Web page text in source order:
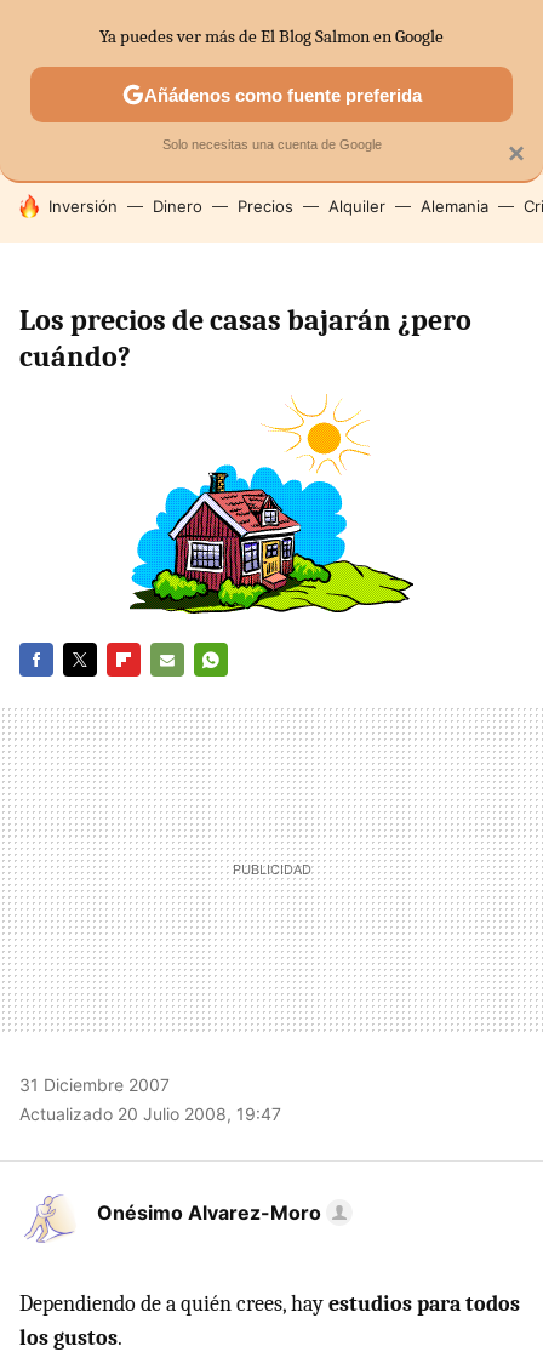
SECTORES ECONOMÍA DOMÉSTICA MERCADOS
HOY SE HABLA DE
Inversión Dinero Precios Alquiler Alemania
Los precios de casas bajarán ¿pero
cuándo?
MAIL
31 Diciembre 2007
Actualizado 20 Julio 2008, 19:47
Onésimo Alvarez-Moro
Dependiendo de a quién crees, hayestudios para todos
los gustos.
×
Ya puedes ver más de El Blog Salmon en Google
Añádenos como fuente preferida
Solo necesitas una cuenta de Google